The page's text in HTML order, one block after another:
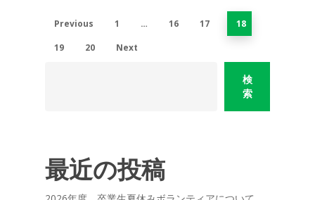
Previous 1 … 16 17
18
19
20 Next
検
索
最近の投稿